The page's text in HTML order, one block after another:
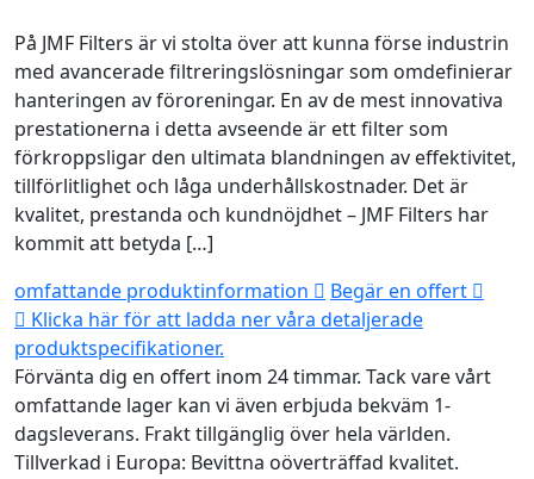
På JMF Filters är vi stolta över att kunna förse industrin
med avancerade filtreringslösningar som omdefinierar
hanteringen av föroreningar. En av de mest innovativa
prestationerna i detta avseende är ett filter som
förkroppsligar den ultimata blandningen av effektivitet,
tillförlitlighet och låga underhållskostnader. Det är
kvalitet, prestanda och kundnöjdhet – JMF Filters har
kommit att betyda […]
omfattande produktinformation
Begär en offert
Klicka här för att ladda ner våra detaljerade
produktspecifikationer.
Förvänta dig en offert inom 24 timmar. Tack vare vårt
omfattande lager kan vi även erbjuda bekväm 1-
dagsleverans. Frakt tillgänglig över hela världen.
Tillverkad i Europa: Bevittna oöverträffad kvalitet.